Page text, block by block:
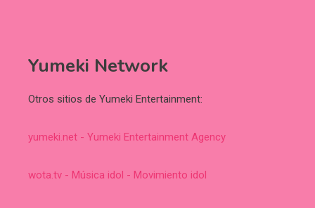
Yumeki Network
Otros sitios de Yumeki Entertainment:
yumeki.net - Yumeki Entertainment Agency
wota.tv - Música idol - Movimiento idol